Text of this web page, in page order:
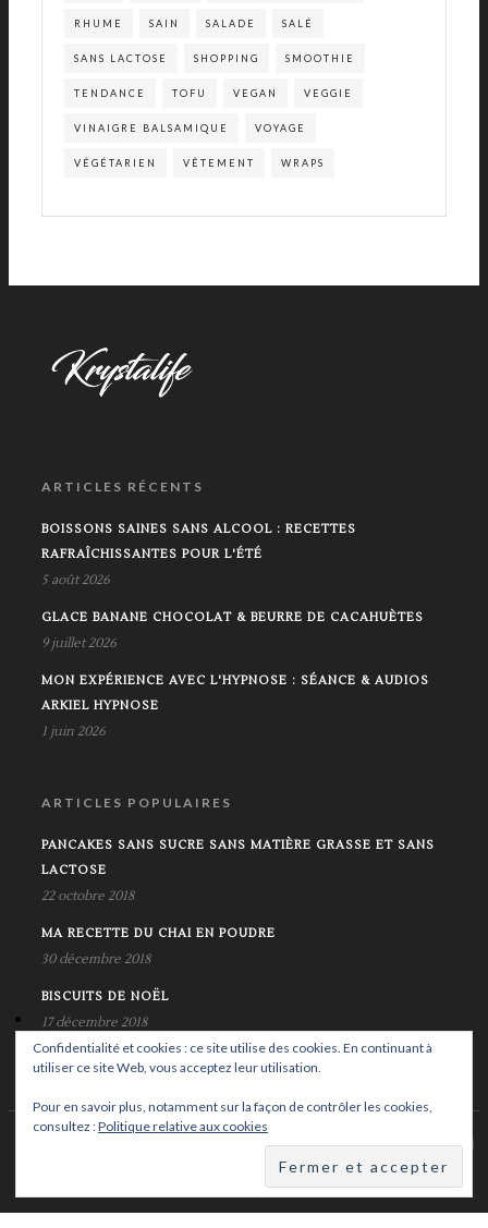
RHUME SAIN SALADE SALÉ
SANS LACTOSE SHOPPING SMOOTHIE
TENDANCE TOFU VEGAN VEGGIE
VINAIGRE BALSAMIQUE VOYAGE
VÉGÉTARIEN VÊTEMENT WRAPS
ARTICLES RÉCENTS
BOISSONS SAINES SANS ALCOOL : RECETTES
RAFRAÎCHISSANTES POUR L'ÉTÉ
5 août 2026
GLACE BANANE CHOCOLAT & BEURRE DE CACAHUÈTES
9 juillet 2026
MON EXPÉRIENCE AVEC L'HYPNOSE : SÉANCE & AUDIOS
ARKIEL HYPNOSE
1 juin 2026
ARTICLES POPULAIRES
PANCAKES SANS SUCRE SANS MATIÈRE GRASSE ET SANS
LACTOSE
22 octobre 2018
MA RECETTE DU CHAI EN POUDRE
30 décembre 2018
BISCUITS DE NOËL
17 décembre 2018
Confidentialité et cookies : ce site utilise des cookies. En continuant à
utiliser ce site Web, vous acceptez leur utilisation.
Pour en savoir plus, notamment sur la façon de contrôler les cookies,
consultez :Politique relative aux cookies